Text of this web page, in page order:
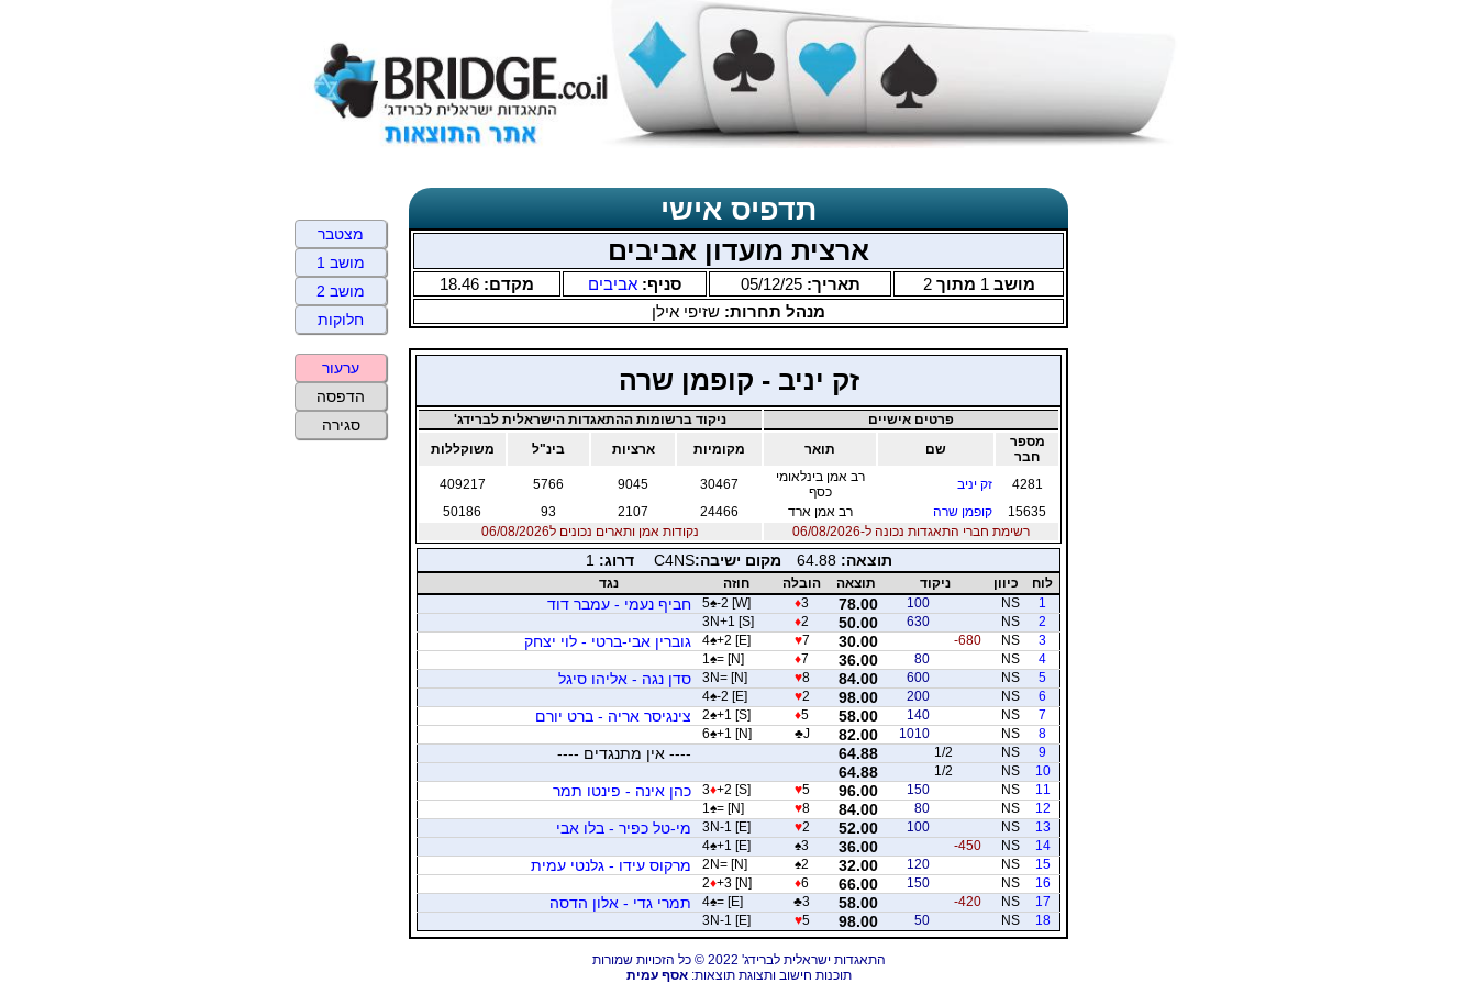
תדפיס אישי
ארצית מועדון אביבים
מושב 1 מתוך2 תאריך:05/12/25 סניף: אביבים מקדם: 18.46
מנהל תחרות: שזיפי אילן
זק יניב - קופמן שרה
פרטים אישיים
ניקוד ברשומות ההתאגדות הישראלית לברידג'
מספר
חבר
שם תואר מקומיות ארציות בינ"ל משוקללות
4281 זק יניב
רב אמן בינלאומי
כסף
30467
9045
5766
409217
15635
קופמן שרה רב אמן ארד 24466
2107
93
50186
רשימת חברי התאגדות נכונה ל-06/08/2026
נקודות אמן ותארים נכונים ל06/08/2026
תוצאה:64.88 מקום ישיבה:C4NS דרוג: 1
לוח כיוון ניקוד תוצאה הובלה חוזה
נגד
1
NS
100
78.00
♦3
5♠-2 [W] חביף נעמי - עמבר דוד
2
NS
630
50.00
♦2
3N+1 [S]
3
NS
-680
30.00
♥7
4♠+2 [E] גוברין אבי-ברטי - לוי יצחק
4
NS
80
36.00
♦7
1 ♠= [N]
5
NS
600
84.00
♥8
3N= [N] סדן נגה - אליהו סיגל
6
NS
200
98.00
♥2
4♠-2 [E]
7
NS
140
58.00
♦5
2♠+1 [S] צינגיסר אריה - ברט יורם
8
NS
1010
82.00
♣J
6♠+1 [N]
9
NS
1/2
64.88 ---- אין מתנגדים ----
10
NS
1/2
64.88
11
NS
150
96.00
♥5
3♦+2 [S] כהן אינה - פינטו תמר
12
NS
80
84.00
♥8
1 ♠= [N]
13
NS
100
52.00
♥2
3N-1 [E] מי-טל כפיר - בלו אבי
14
NS
-450
36.00
♠3
4♠+1 [E]
15
NS
120
32.00
♠2
2N= [N] מרקוס עידו - גלנטי עמית
16
NS
150
66.00
♦6
2♦+3 [N]
17
NS
-420
58.00
♣3
4♠= [E] תמרי גדי - אלון הדסה
18
NS
50
98.00
♥5
3N-1 [E]
התאגדות ישראלית לברידג' 2022 © כל הזכויות שמורות
תוכנות חישוב ותצוגת תוצאות:אסף עמית
מצטבר
מושב 1
מושב 2
חלוקות
ערעור
הדפסה
סגירה